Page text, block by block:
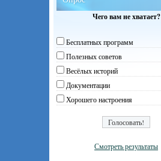
Чего вам не хватает?
Бесплатных программ
Полезных советов
Весёлых историй
Документации
Хорошего настроения
Смотреть результаты